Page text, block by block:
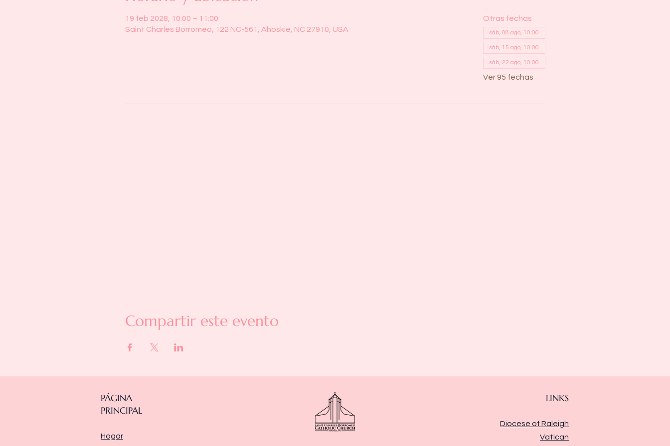
19 feb 2028, 10:00 – 11:00
Saint Charles Borromeo, 122 NC-561, Ahoskie, NC 27910, USA
Otras fechas
sáb, 08 ago, 10:00
sáb, 15 ago, 10:00
sáb, 22 ago, 10:00
Ver 95 fechas
Compartir este evento
PÁGINA
PRINCIPAL
Hogar
LINKS
Diocese of Raleigh
Vatican